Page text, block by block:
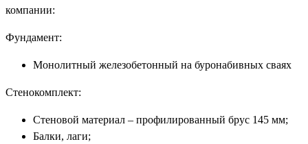
компании:
Фундамент:
Монолитный железобетонный на буронабивных сваях
Стенокомплект:
Стеновой материал – профилированный брус 145 мм;
Балки, лаги;